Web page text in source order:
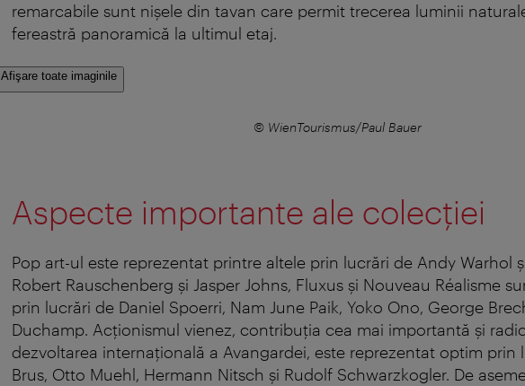
remarcabile sunt nișele din tavan care permit trecerea luminii
fereastră panoramică la ultimul etaj.
Afişare toate imaginile
© WienTourismus/Paul Bauer
Aspecte importante ale colecției
Pop art-ul este reprezentat printre altele prin lucrări de Andy Warhol
Robert Rauschenberg şi Jasper Johns, Fluxus şi Nouveau Réalisme
prin lucrări de Daniel Spoerri, Nam June Paik, Yoko Ono, George
Duchamp. Acţionismul vienez, contribuţia cea mai importantă şi
dezvoltarea internaţională a Avangardei, este reprezentat optim prin
Brus, Otto Muehl, Hermann Nitsch şi Rudolf Schwarzkogler. De